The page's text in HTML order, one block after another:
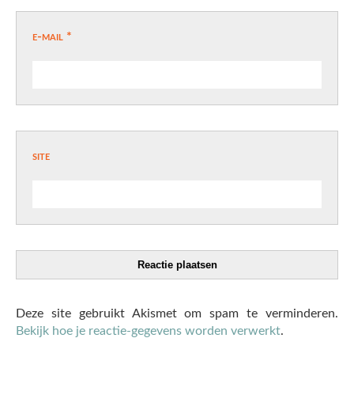
e-mail *
site
Deze site gebruikt Akismet om spam te verminderen.
Bekijk hoe je reactie-gegevens worden verwerkt.